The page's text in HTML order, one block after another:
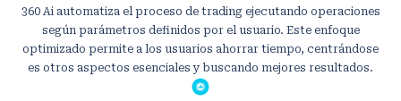
360 Ai automatiza el proceso de trading ejecutando operaciones
según parámetros definidos por el usuario. Este enfoque
optimizado permite a los usuarios ahorrar tiempo, centrándose
es otros aspectos esenciales y buscando mejores resultados.